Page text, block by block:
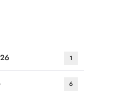
1
6